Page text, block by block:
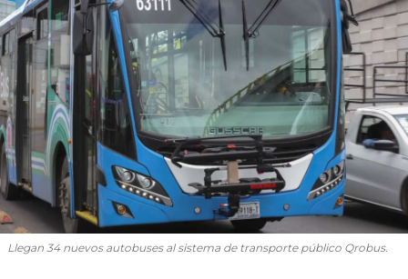
Llegan 34 nuevos autobuses al sistema de transporte público Qrobus.